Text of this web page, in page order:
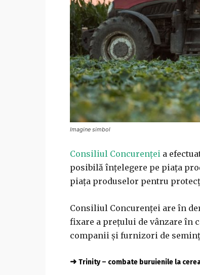
Imagine simbol
Consiliul Concurenţei a
posibilă înţelegere pe piaţa
piaţa produselor pentru
Consiliul Concurenţei are în
fixare a preţului de vânzare în
companii și furnizori de
➜ Trinity – combate buruienile la